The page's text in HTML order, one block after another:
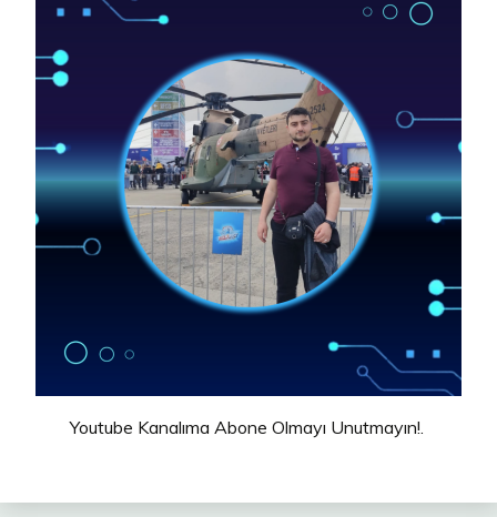
Youtube Kanalıma Abone Olmayı Unutmayın!.